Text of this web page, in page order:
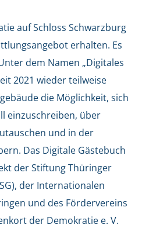
auf Schloss Schwarzburg
erhalten. Es
dem Namen „Digitales
2021 wieder teilweise
die Möglichkeit, sich
einzuschreiben, über
und in der
Das Digitale Gästebuch
der Stiftung Thüringer
der Internationalen
und des Fördervereins
der Demokratie e. V.